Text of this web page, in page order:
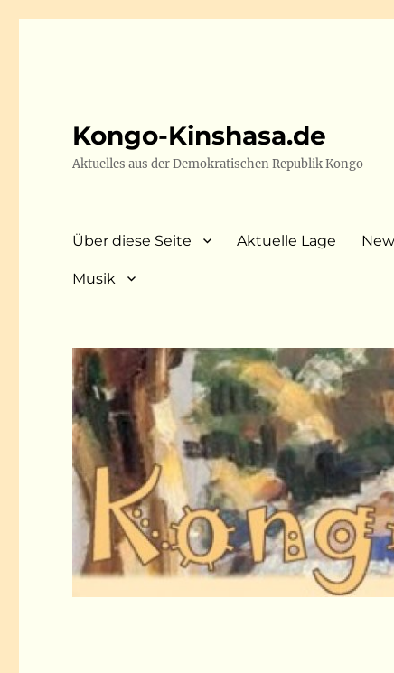
Kongo-Kinshasa.de
Aktuelles aus der Demokratischen Republik Kongo
Über diese Seite Aktuelle Lage
Musik